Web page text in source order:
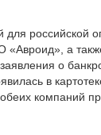
для российской
а
о
в
компаний